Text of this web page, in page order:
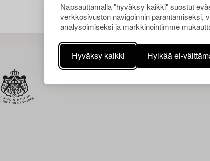
Napsauttamalla "hyväksy kaikki" suostut
verkkosivuston navigoinnin parantamiseksi,
analysoimiseksi ja markkinointimme
Hyväksy kaikki Hylkää ei-